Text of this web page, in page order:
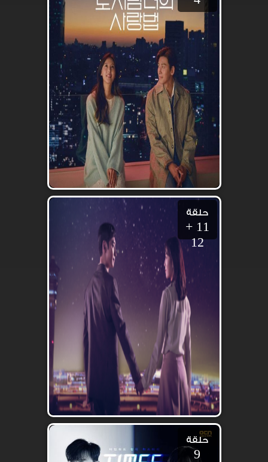
حلقة
11 +
12
حلقة
9